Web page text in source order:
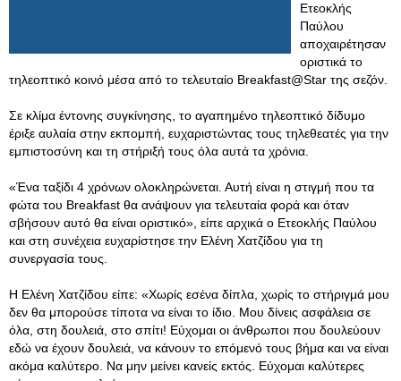
Ετεοκλής
Παύλου
αποχαιρέτησαν
οριστικά το
τηλεοπτικό κοινό μέσα από το τελευταίο Breakfast@Star της σεζόν.
Σε κλίμα έντονης συγκίνησης, το αγαπημένο τηλεοπτικό δίδυμο
έριξε αυλαία στην εκπομπή, ευχαριστώντας τους τηλεθεατές για την
εμπιστοσύνη και τη στήριξή τους όλα αυτά τα χρόνια.
«Ένα ταξίδι 4 χρόνων ολοκληρώνεται. Αυτή είναι η στιγμή που τα
φώτα του Breakfast θα ανάψουν για τελευταία φορά και όταν
σβήσουν αυτό θα είναι οριστικό», είπε αρχικά ο Ετεοκλής Παύλου
και στη συνέχεια ευχαρίστησε την Ελένη Χατζίδου για τη
συνεργασία τους.
Η Ελένη Χατζίδου είπε: «Χωρίς εσένα δίπλα, χωρίς το στήριγμά μου
δεν θα μπορούσε τίποτα να είναι το ίδιο. Μου δίνεις ασφάλεια σε
όλα, στη δουλειά, στο σπίτι! Εύχομαι οι άνθρωποι που δουλεύουν
εδώ να έχουν δουλειά, να κάνουν το επόμενό τους βήμα και να είναι
ακόμα καλύτερο. Να μην μείνει κανείς εκτός. Εύχομαι καλύτερες